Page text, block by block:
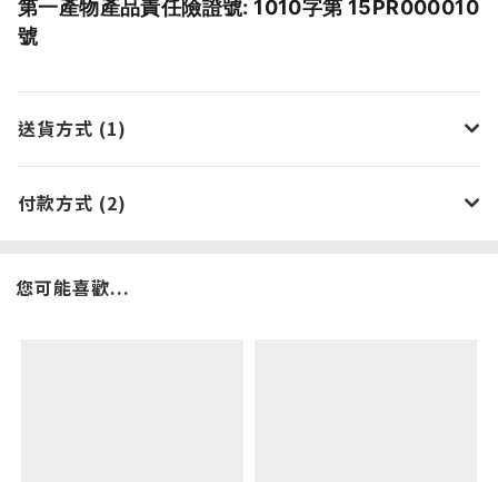
第一產物產品責任險證號: 1010字第 15PR000010
號
送貨方式 (1)
付款方式 (2)
您可能喜歡...